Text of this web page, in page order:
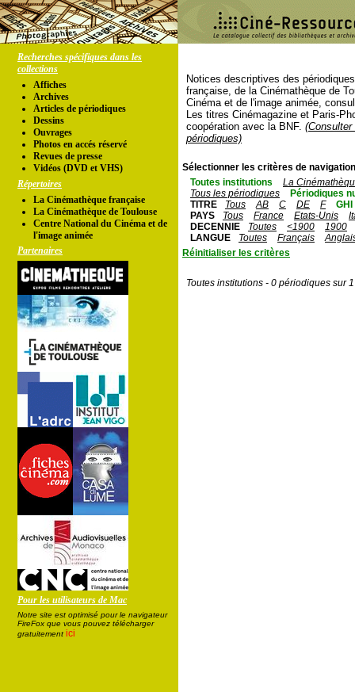
Recherches spécifiques dans les
collections
Affiches
Archives
Articles de périodiques
Dessins
Ouvrages
Photos en accés réservé
Revues de presse
Vidéos (DVD et VHS)
Répertoires
La Cinémathèque française
La Cinémathèque de Toulouse
Centre National du Cinéma et de
l'image animée
Partenaires
Pour les utilisateurs de Mac
Notre site est optimisé pour le navigateur
FireFox que vous pouvez télécharger
gratuitement ici
Notices descriptives des
française, de la Cinémathèque de
Cinéma et de l'image animée,
Les titres Cinémagazine et Paris-
coopération avec la BNF.
périodiques)
Sélectionner les critères de
Toutes institutions
La
Tous les périodiques
Périodiques
TITRE
Tous AB C DE F
GHI
PAYS
Tous France Etats-Unis
DECENNIE
Toutes <1900
1900
LANGUE
Toutes Français
Réinitialiser les critères
Toutes institutions - 0 périodiques sur